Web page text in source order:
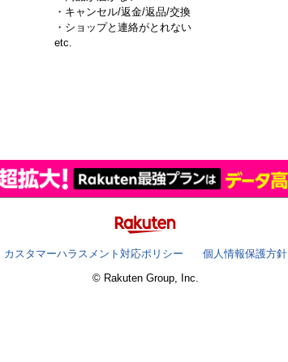
・キャンセル/返金/返品/交換
・ショップと連絡がとれない
etc.
カスタマーハラスメント対応ポリシー
個人情報保護方針
© Rakuten Group, Inc.